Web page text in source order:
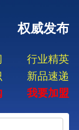
权威发布
行业精英
新品速递
我要加盟